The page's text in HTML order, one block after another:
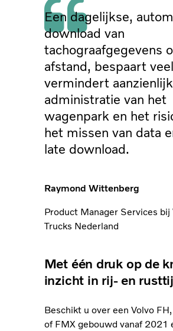
Een dagelijkse,
download van
tachograafgegevens
afstand, bespaart
vermindert
administratie van het
wagenpark en het
het missen van data
late download.
Raymond Wittenberg
Product Manager Services bij
Trucks Nederland
Met één druk op de
inzicht in rij- en
Beschikt u over een Volvo
of FMX gebouwd vanaf 2021